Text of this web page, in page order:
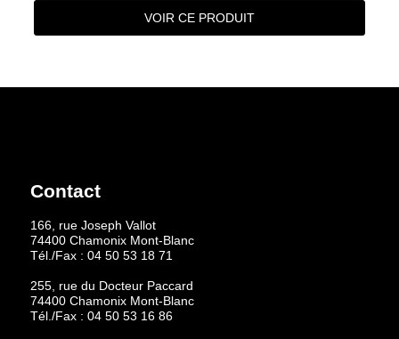
VOIR CE PRODUIT
Contact
166, rue Joseph Vallot
74400 Chamonix Mont-Blanc
Tél./Fax : 04 50 53 18 71
255, rue du Docteur Paccard
74400 Chamonix Mont-Blanc
Tél./Fax : 04 50 53 16 86